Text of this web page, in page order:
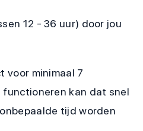
12 - 36 uur) door jou
voor minimaal 7
functioneren kan dat snel
tijd worden